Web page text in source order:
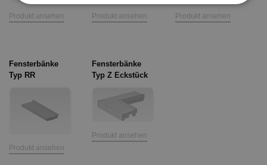
Produkt ansehen Produkt ansehen Produkt ansehen
Fensterbänke
Typ RR
Produkt ansehen
Fensterbänke
Typ Z Eckstück
Produkt ansehen